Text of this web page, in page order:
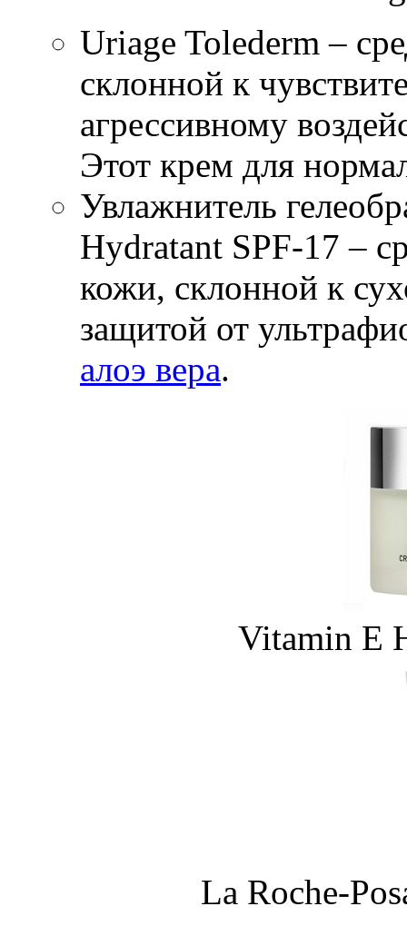
Uriage Tolederm –
склонной к
агрессивному
Этот крем для
Увлажнитель
Hydratant SPF-17 –
кожи, склонной к
защитой от
алоэ вера.
Vitamin E
La Roche-